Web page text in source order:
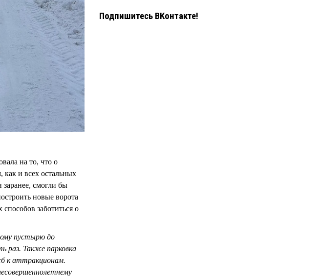
на то, что о
как и всех остальных
смогли бы
новые ворота
заботиться о
пустырю до
раз. Также парковка
к аттракционам.
Подпишитесь ВКонтакте!